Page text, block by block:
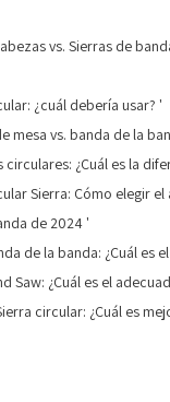
vs. Sierras de
¿cuál debería usar? '
mesa vs. banda de la
¿Cuál es la
Sierra: Cómo elegir
de 2024 '
de la banda: ¿Cuál es
Saw: ¿Cuál es el
circular: ¿Cuál es